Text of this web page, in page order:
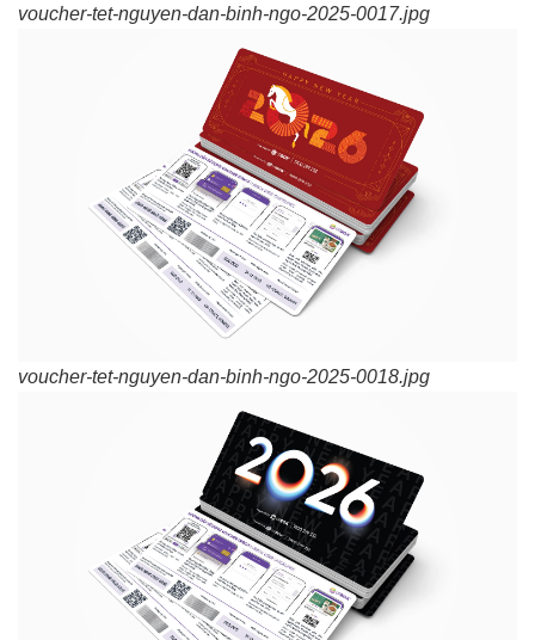
voucher-tet-nguyen-dan-binh-ngo-2025-0017.jpg
voucher-tet-nguyen-dan-binh-ngo-2025-0018.jpg